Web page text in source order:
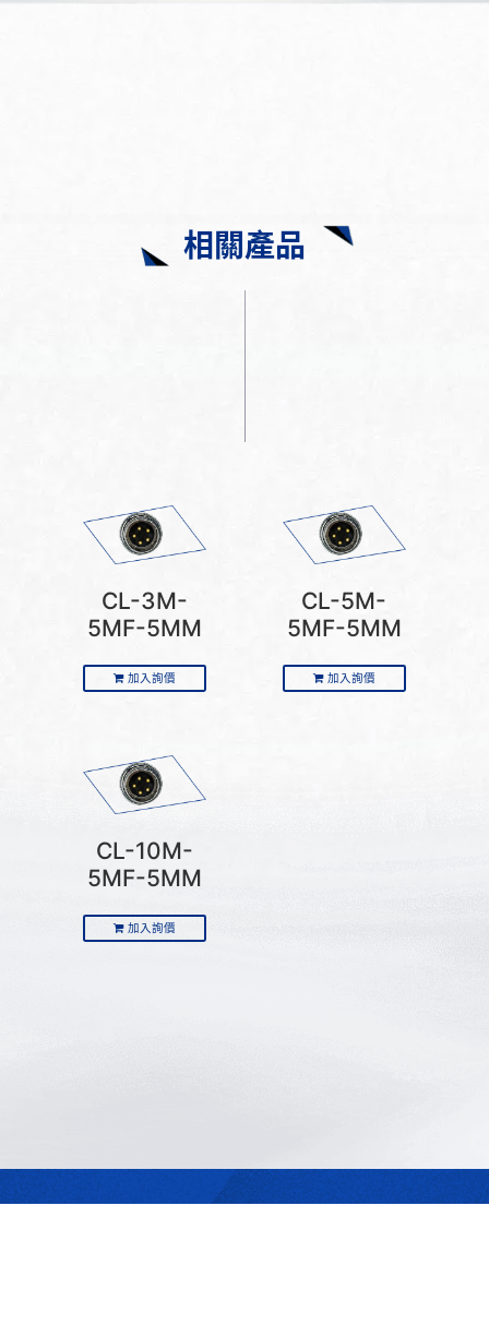
相關產品
CL-3M-
5MF-5MM
加入詢價
CL-5M-
5MF-5MM
加入詢價
CL-10M-
5MF-5MM
加入詢價